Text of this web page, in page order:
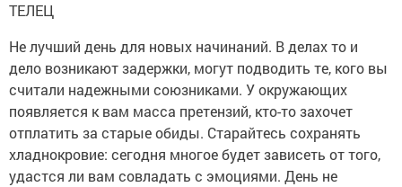
ТЕЛЕЦ
Не лучший день для новых начинаний. В делах то и
дело возникают задержки, могут подводить те, кого вы
считали надежными союзниками. У окружающих
появляется к вам масса претензий, кто-то захочет
отплатить за старые обиды. Старайтесь сохранять
хладнокровие: сегодня многое будет зависеть от того,
удастся ли вам совладать с эмоциями. День не